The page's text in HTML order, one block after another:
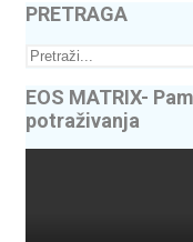
PRETRAGA
EOS MATRIX-
potraživanja